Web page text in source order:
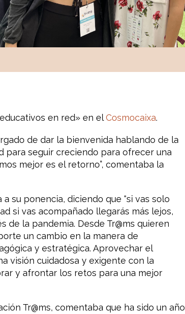
en red» en elCosmocaixa.
de dar la bienvenida hablando de la
para seguir creciendo para ofrecer una
mejor es el retorno”, comentaba la
su ponencia, diciendo que “si vas solo
si vas acompañado llegarás más lejos,
de la pandemia. Desde Tr@ms quieren
un cambio en la manera de
y estratégica. Aprovechar el
visión cuidadosa y exigente con la
y afrontar los retos para una mejor
Tr@ms, comentaba que ha sido un año